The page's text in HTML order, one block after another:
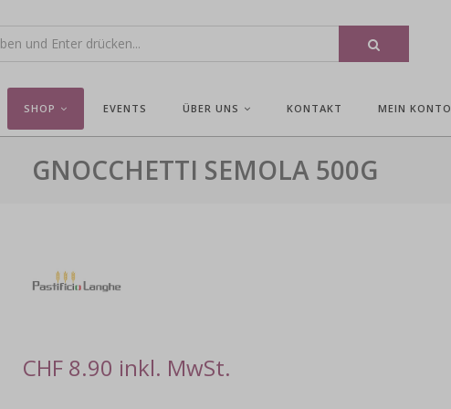
SHOP EVENTS ÜBER UNS KONTAKT MEIN KONTO
GNOCCHETTI SEMOLA 500G
CHF 8.90 inkl. MwSt.